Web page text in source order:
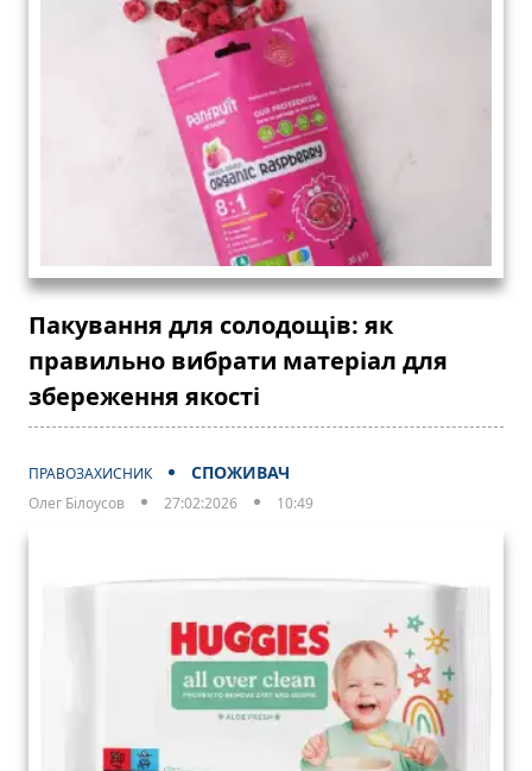
Пакування для солодощів: як
правильно вибрати матеріал для
збереження якості
ПРАВОЗАХИСНИК СПОЖИВАЧ
Олег Білоусов 27:02:2026 10:49